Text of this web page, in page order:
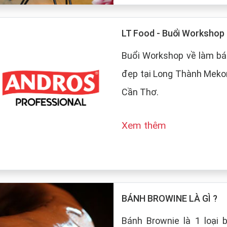
LT Food - Buổi Workshop
Buổi Workshop về làm
đẹp tại Long Thành
Cần Thơ.
Xem thêm
BÁNH BROWINE LÀ GÌ ?
Bánh Brownie là 1 loại